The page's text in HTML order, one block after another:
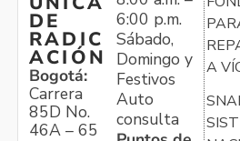
DE
RADIC
ACIÓN
Bogotá:
Carrera
85D No.
46A – 65
6:00 p.m.
Sábado,
Domingo y
Festivos
Auto
consulta
A